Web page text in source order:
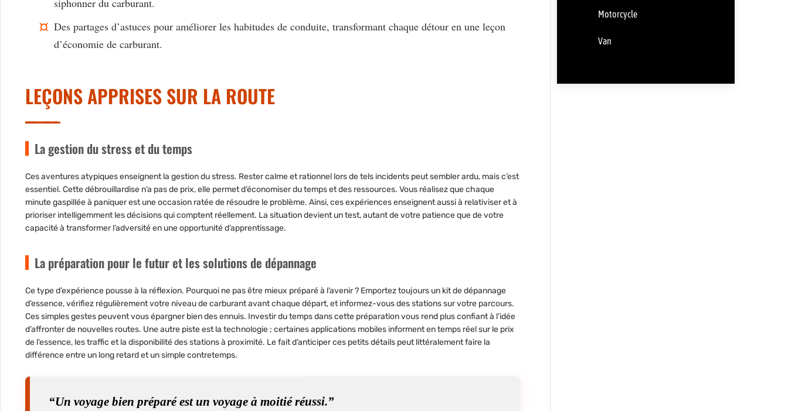
siphonner du carburant.
Des partages d’astuces pour améliorer les habitudes de conduite, transformant chaque détour en une leçon
d’économie de carburant.
LEÇONS APPRISES SUR LA ROUTE
La gestion du stress et du temps
Ces aventures atypiques enseignent la gestion du stress. Rester calme et rationnel lors de tels incidents peut sembler ardu, mais c’est
essentiel. Cette débrouillardise n’a pas de prix, elle permet d’économiser du temps et des ressources. Vous réalisez que chaque
minute gaspillée à paniquer est une occasion ratée de résoudre le problème. Ainsi, ces expériences enseignent aussi à relativiser et à
prioriser intelligemment les décisions qui comptent réellement. La situation devient un test, autant de votre patience que de votre
capacité à transformer l’adversité en une opportunité d’apprentissage.
La préparation pour le futur et les solutions de dépannage
Ce type d’expérience pousse à la réflexion. Pourquoi ne pas être mieux préparé à l’avenir ? Emportez toujours un kit de dépannage
d’essence, vérifiez régulièrement votre niveau de carburant avant chaque départ, et informez-vous des stations sur votre parcours.
Ces simples gestes peuvent vous épargner bien des ennuis. Investir du temps dans cette préparation vous rend plus confiant à l’idée
d’affronter de nouvelles routes. Une autre piste est la technologie ; certaines applications mobiles informent en temps réel sur le prix
de l’essence, les traffic et la disponibilité des stations à proximité. Le fait d’anticiper ces petits détails peut littéralement faire la
différence entre un long retard et un simple contretemps.
“Un voyage bien préparé est un voyage à moitié réussi.”
Motorcycle
Van